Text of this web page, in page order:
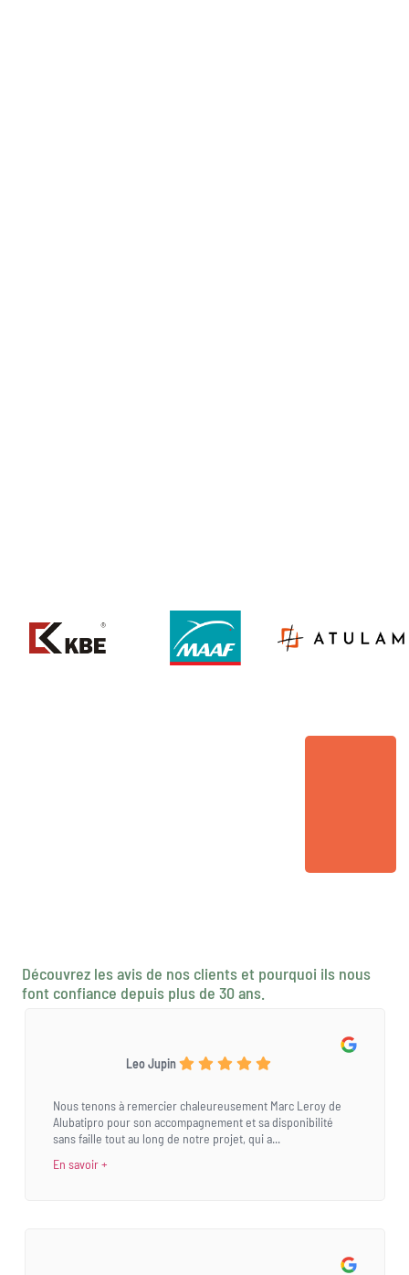
Découvrez les avis de nos clients et pourquoi ils nous
font confiance depuis plus de 30 ans.
Leo Jupin
Nous tenons à remercier chaleureusement Marc Leroy de
Alubatipro pour son accompagnement et sa disponibilité
sans faille tout au long de notre projet, qui a...
En savoir +